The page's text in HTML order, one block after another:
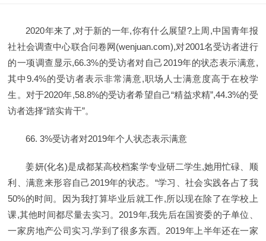
2020年来了,对于新的一年,你有什么展望?上周,中国青年报
社社会调查中心联合问卷网(wenjuan.com),对2001名受访者进行
的一项调查显示,66.3%的受访者对自己2019年的状态表示满意,
其中9.4%的受访者表示非常满意,职场人士满意度高于在校学
生。对于2020年,58.8%的受访者希望自己“精益求精”,44.3%的受
访者选择“踏实肯干”。
66. 3%受访者对2019年个人状态表示满意
姜妍(化名)是成都某高校档案学专业研二学生,她用忙碌、顺
利、满意来形容自己2019年的状态。“学习、社会实践各占了我
50%的时间。因为我打算毕业后就工作,所以现在除了在学校上
课,其他时间都尽量去实习。2019年,我先后在国资委的子单位、
一家房地产公司实习,学到了很多东西。2019年上半年还在一家